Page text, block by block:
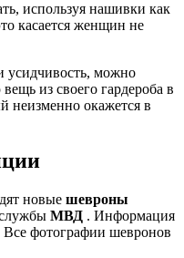
используя нашивки как
касается женщин не
усидчивость, можно
из своего гардероба в
неизменно окажется в
новые шевроны
МВД . Информация
Все фотографии шевронов